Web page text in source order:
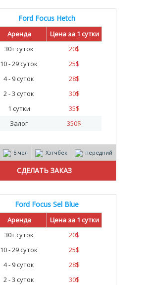
Ford Focus Hetch
Аренда
Цена за 1 сутки
30+ суток
20$
10 - 29 суток
25$
4 - 9 суток
28$
2 - 3 суток
30$
1 сутки
35$
Залог
350$
5 чел Хэтчбек передний
Ford Focus Sel Blue
Аренда
Цена за 1 сутки
30+ суток
20$
10 - 29 суток
25$
4 - 9 суток
28$
2 - 3 суток
30$